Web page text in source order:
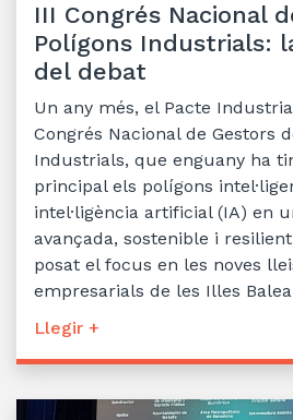
III Congrés Nacional
Polígons Industrials:
del debat
Un any més, el Pacte
Congrés Nacional de Gestors
Industrials, que enguany ha
principal els polígons
intel·ligència artificial (IA) en
avançada, sostenible i
posat el focus en les noves
empresarials de les Illes
Llegir +